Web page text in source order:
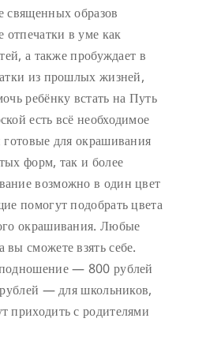
образов
отпечатки в уме как
а также пробуждает в
из прошлых жизней,
ребёнку встать на Путь
есть всё необходимое
для окрашивания
форм, так и более
возможно в один цвет
помогут подобрать цвета
окрашивания. Любые
сможете взять себе.
— 800 рублей
— для школьников,
приходить с родителями